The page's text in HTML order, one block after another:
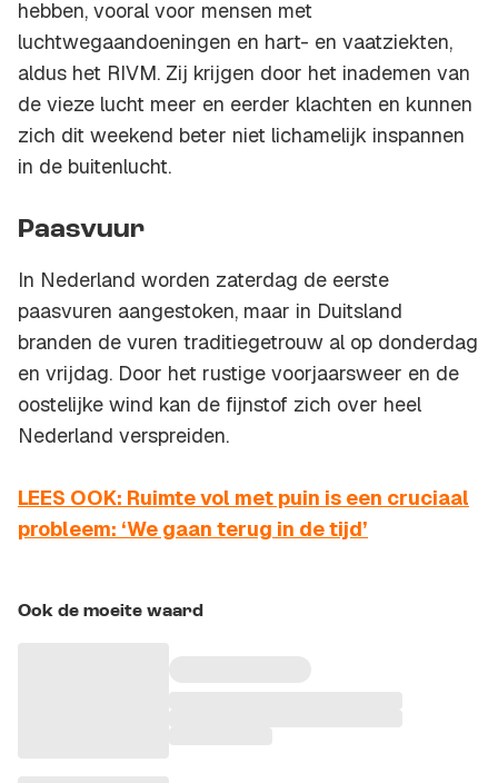
hebben, vooral voor mensen met
luchtwegaandoeningen en hart- en vaatziekten,
aldus het RIVM. Zij krijgen door het inademen van
de vieze lucht meer en eerder klachten en kunnen
zich dit weekend beter niet lichamelijk inspannen
in de buitenlucht.
Paasvuur
In Nederland worden zaterdag de eerste
paasvuren aangestoken, maar in Duitsland
branden de vuren traditiegetrouw al op donderdag
en vrijdag. Door het rustige voorjaarsweer en de
oostelijke wind kan de fijnstof zich over heel
Nederland verspreiden.
LEES OOK: Ruimte vol met puin is een cruciaal
probleem: ‘We gaan terug in de tijd’
Ook de moeite waard